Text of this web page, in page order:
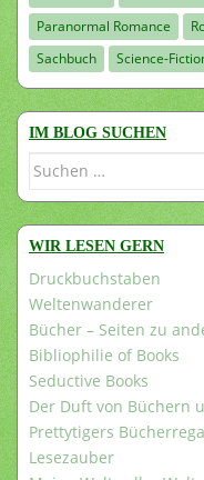
Paranormal Romance
Sachbuch
Science-
IM BLOG SUCHEN
Suchen
WIR LESEN GERN
Druckbuchstaben
Weltenwanderer
Bücher – Seiten zu
Bibliophilie of Books
Seductive Books
Der Duft von Büchern
Prettytigers
Lesezauber